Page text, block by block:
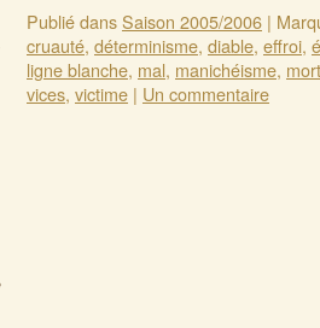
Publié dansSaison 2005/2006 |
cruauté, déterminisme, diable, effroi,
ligne blanche, mal, manichéisme, mort
vices, victime | Un commentaire